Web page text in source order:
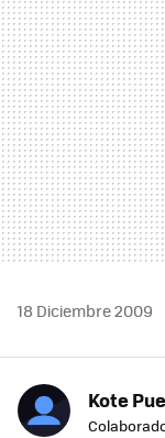
18 Diciembre 2009
Kote